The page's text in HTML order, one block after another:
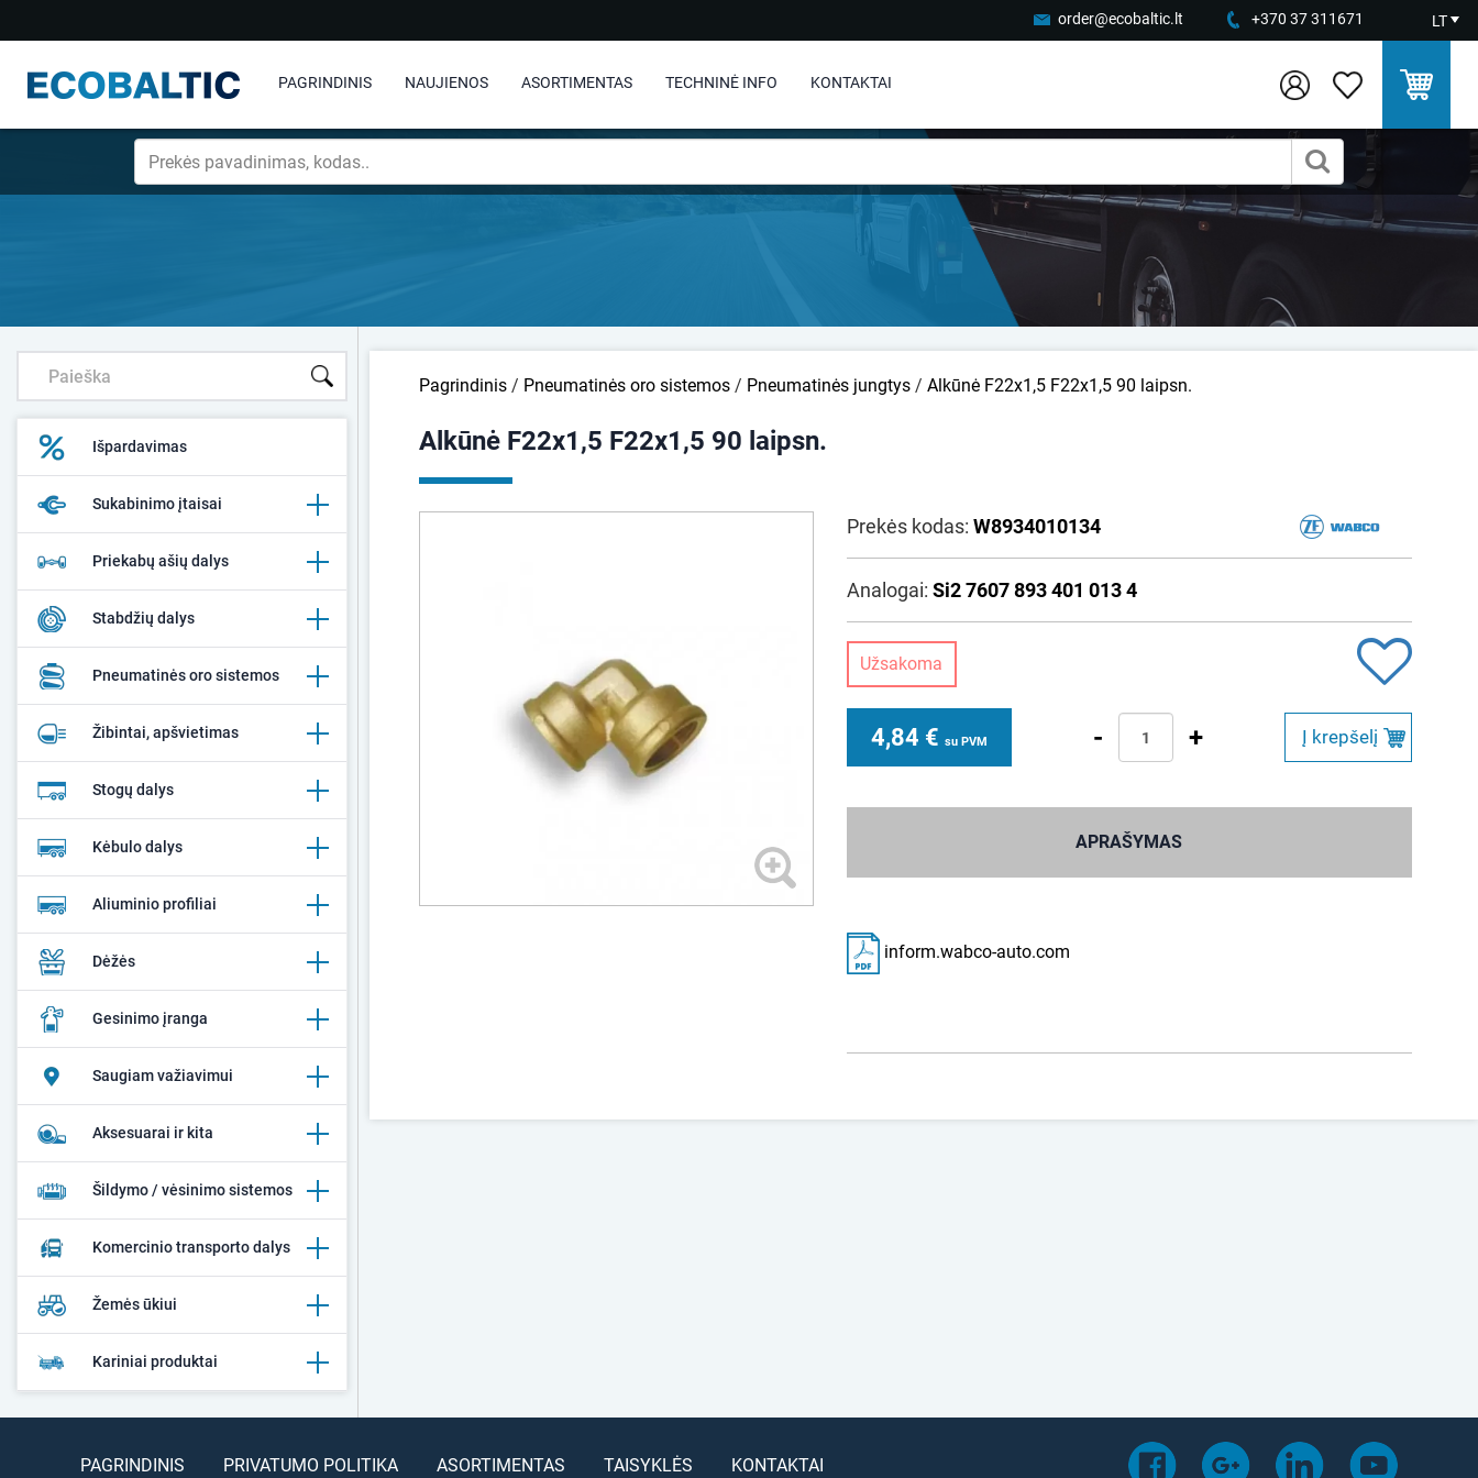
order@ecobaltic.lt +370 37 311671 LT
PAGRINDINIS NAUJIENOS ASORTIMENTAS TECHNINĖ INFO KONTAKTAI
Išpardavimas
Sukabinimo įtaisai
Priekabų ašių dalys
Stabdžių dalys
Pneumatinės oro sistemos
Žibintai, apšvietimas
Stogų dalys
Kėbulo dalys
Aliuminio profiliai
Dėžės
Gesinimo įranga
Saugiam važiavimui
Aksesuarai ir kita
Šildymo / vėsinimo sistemos
Komercinio transporto dalys
Žemės ūkiui
Kariniai produktai
Pagrindinis / Pneumatinės oro sistemos / Pneumatinės jungtys / Alkūnė F22x1,5 F22x1,5 90 laipsn.
Alkūnė F22x1,5 F22x1,5 90 laipsn.
Prekės kodas: W8934010134
Analogai: Si2 7607 893 401 013 4
Užsakoma
4,84 € su PVM - + Į krepšelį
APRAŠYMAS
inform.wabco-auto.com
PAGRINDINIS PRIVATUMO POLITIKA ASORTIMENTAS TAISYKLĖS KONTAKTAI